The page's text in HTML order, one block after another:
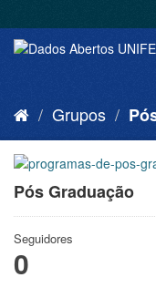
Grupos
Pós Graduação
Seguidores
0